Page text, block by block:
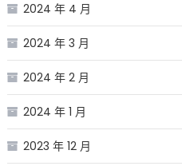
2024 年 4 月
2024 年 3 月
2024 年 2 月
2024 年 1 月
2023 年 12 月